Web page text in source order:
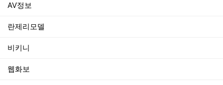
AV정보
란제리모델
비키니
웹화보